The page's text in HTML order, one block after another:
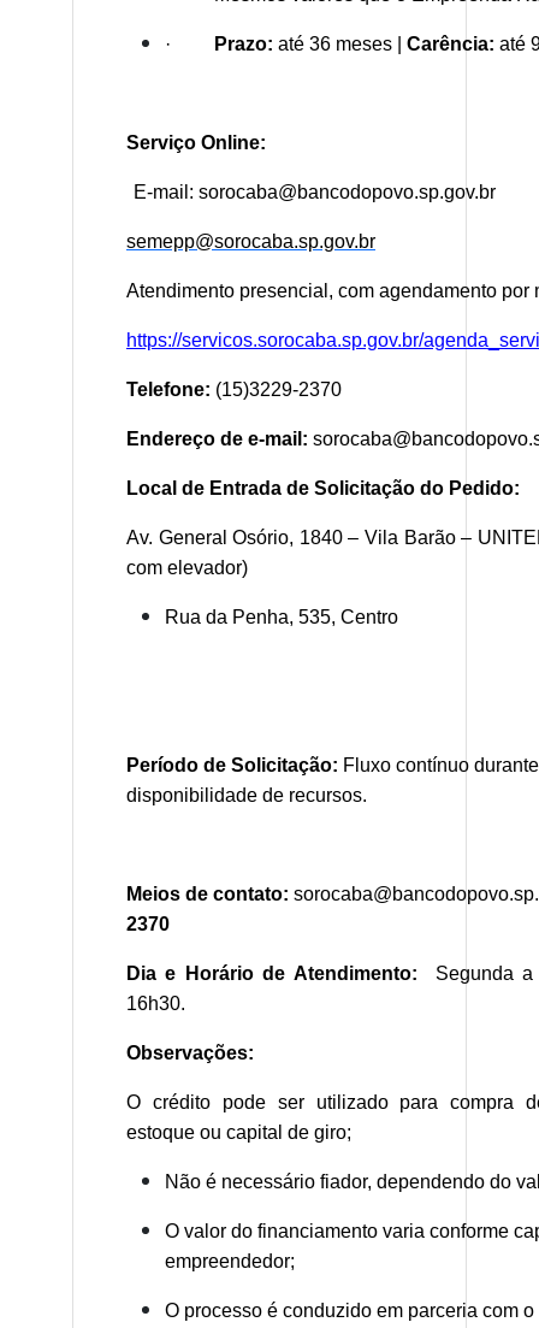
· Prazo: até 36 meses | Carência: até
Serviço Online:
E-mail: sorocaba@bancodopovo.sp.gov.br
semepp@sorocaba.sp.gov.br
Atendimento presencial, com agendamento por
https://servicos.sorocaba.sp.gov.br/
Telefone: (15)3229-2370
Endereço de e-mail:
Local de Entrada de Solicitação do Pedido:
Av. General Osório, 1840 – Vila Barão –
com elevador)
Rua da Penha, 535, Centro
Período de Solicitação: Fluxo contínuo
disponibilidade de recursos.
Meios de contato:
2370
Dia e Horário de Atendimento: Segunda a
16h30.
Observações:
O crédito pode ser utilizado para compra
estoque ou capital de giro;
Não é necessário fiador, dependendo do
O valor do financiamento varia conforme
empreendedor;
O processo é conduzido em parceria com